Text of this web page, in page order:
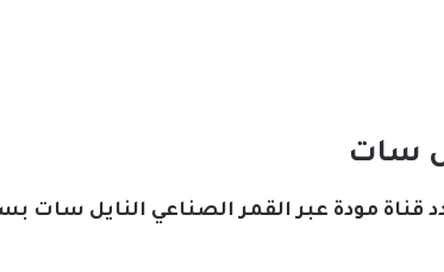
سات
قناة مودة عبر القمر الصناعي النايل سات